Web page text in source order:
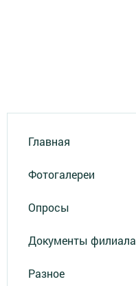
Главная
Фотогалереи
Опросы
Документы филиала
Разное